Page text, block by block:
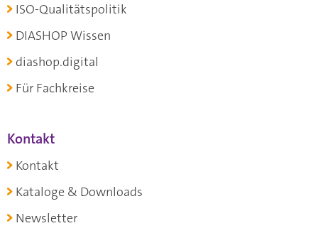
ISO-Qualitätspolitik
DIASHOP Wissen
diashop.digital
Für Fachkreise
Kontakt
Kontakt
Kataloge & Downloads
Newsletter